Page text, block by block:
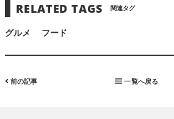
RELATED TAGS 関連タグ
グルメ フード
前の記事 一覧へ戻る